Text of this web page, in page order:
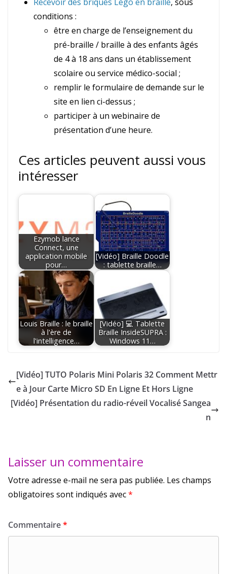
conditions :
être en charge de l’enseignement du
pré-braille / braille à des enfants âgés
de 4 à 18 ans dans un établissement
scolaire ou service médico-social ;
remplir le formulaire de demande sur le
site en lien ci-dessus ;
participer à un webinaire de
présentation d’une heure.
Ces articles peuvent aussi vous
intéresser
Ezymob lance
Connect, une
application mobile
pour…
[Vidéo] Braille Doodle
: tablette braille…
Louis Braille : le braille
à l'ère de
l'intelligence…
[Vidéo] 💻 Tablette
Braille InsideSUPRA :
Windows 11…
[Vidéo] TUTO Polaris Mini Polaris 32 Comment Mettr
e à Jour Carte Micro SD En Ligne Et Hors Ligne
[Vidéo] Présentation du radio-réveil Vocalisé Sangea
n
Laisser un commentaire
Votre adresse e-mail ne sera pas publiée. Les champs
obligatoires sont indiqués avec*
Commentaire*